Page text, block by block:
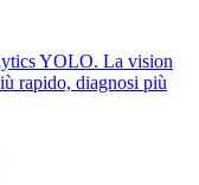
YOLO. La vision
rapido, diagnosi più